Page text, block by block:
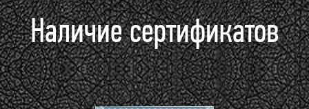
Наличие сертификатов